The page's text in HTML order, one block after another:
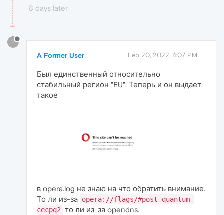
8 days later
?
A Former User Feb 20, 2022, 4:07 PM
Был единственный относительно
стабильный регион "EU". Теперь и он выдает
такое
в opera.log не знаю на что обратить внимание.
То ли из-за opera://flags/#post-quantum-
cecpq2 то ли из-за opendns.